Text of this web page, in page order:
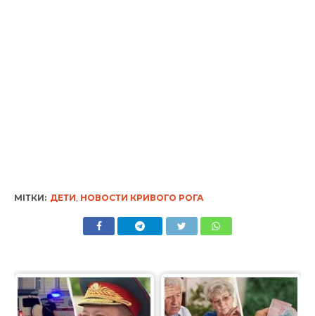
МІТКИ: ДЕТИ НОВОСТИ КРИВОГО РОГА